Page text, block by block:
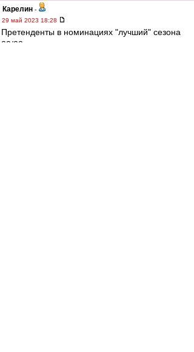
Карелин -
29 май 2023 18:28
Претенденты в номинациях "лучший" сезона
22/23.